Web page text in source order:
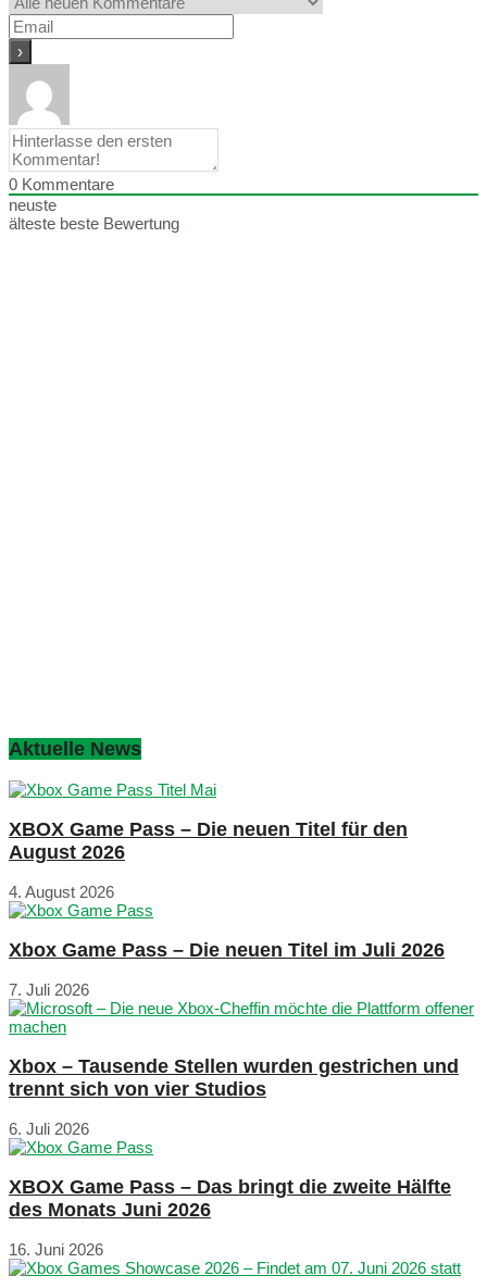
0 Kommentare
neuste
älteste beste Bewertung
Aktuelle News
XBOX Game Pass – Die neuen Titel für den
August 2026
4. August 2026
Xbox Game Pass – Die neuen Titel im Juli 2026
7. Juli 2026
Xbox – Tausende Stellen wurden gestrichen und
trennt sich von vier Studios
6. Juli 2026
XBOX Game Pass – Das bringt die zweite Hälfte
des Monats Juni 2026
16. Juni 2026